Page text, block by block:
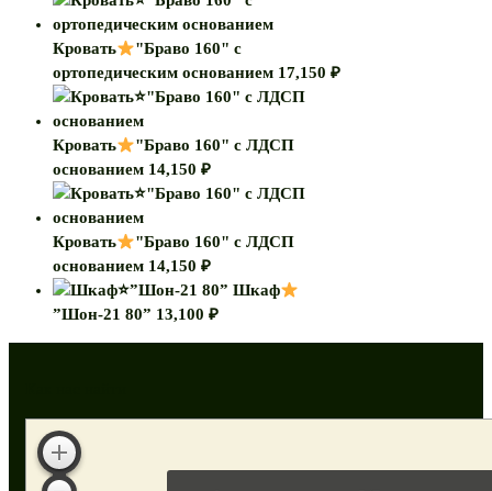
Кровать
"Браво 160" с
ортопедическим основанием 17,150 ₽
Кровать
"Браво 160" с ЛДСП
основанием 14,150 ₽
Кровать
"Браво 160" с ЛДСП
основанием 14,150 ₽
Шкаф
”Шон-21 80” 13,100 ₽